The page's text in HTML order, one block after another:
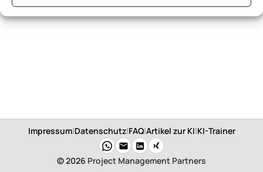
Impressum|Datenschutz|FAQ|Artikel zur KI|KI-Trainer
© 2026 Project Management Partners